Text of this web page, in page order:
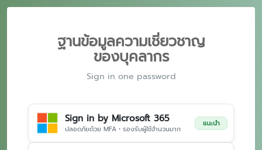
ฐานข้อมูลความเชี่ยวชาญ
ของบุคลากร
Sign in one password
Sign in by Microsoft 365
ปลอดภัยด้วย MFA • รองรับผู้ใช้จำนวนมาก
แนะนำ